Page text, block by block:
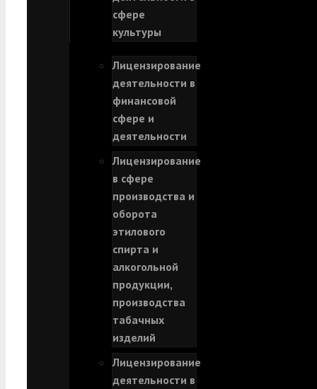
сфере
культуры
Лицензирование
деятельности в
финансовой
сфере и
деятельности
Лицензирование
в сфере
производства и
оборота
этилового
спирта и
алкогольной
продукции,
производства
табачных
изделий
Лицензирование
деятельности в